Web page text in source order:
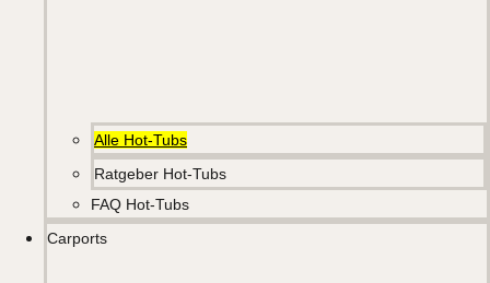
Alle Hot-Tubs
Ratgeber Hot-Tubs
FAQ Hot-Tubs
Carports